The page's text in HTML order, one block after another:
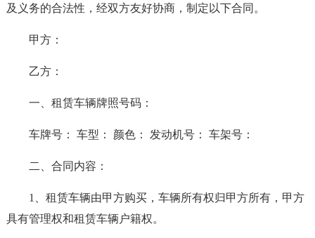
及义务的合法性，经双方友好协商，制定以下合同。
甲方：
乙方：
一、租赁车辆牌照号码：
车牌号： 车型： 颜色： 发动机号： 车架号：
二、合同内容：
1、租赁车辆由甲方购买，车辆所有权归甲方所有，甲方
具有管理权和租赁车辆户籍权。